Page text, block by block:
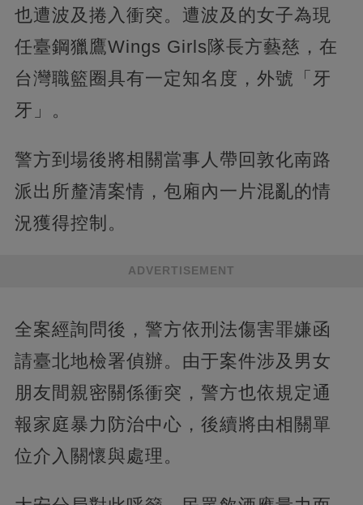
也遭波及捲入衝突。遭波及的女子為現
任臺鋼獵鷹Wings Girls隊長方藝慈，在
台灣職籃圈具有一定知名度，外號「牙
牙」。
警方到場後將相關當事人帶回敦化南路
派出所釐清案情，包廂內一片混亂的情
況獲得控制。
ADVERTISEMENT
全案經詢問後，警方依刑法傷害罪嫌函
請臺北地檢署偵辦。由于案件涉及男女
朋友間親密關係衝突，警方也依規定通
報家庭暴力防治中心，後續將由相關單
位介入關懷與處理。